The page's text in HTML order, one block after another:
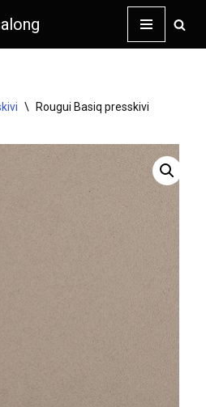
\ Rougui Basiq presskivi